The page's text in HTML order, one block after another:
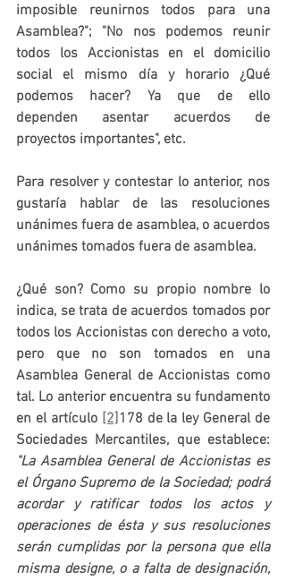
imposible reunirnos todos para una
Asamblea?"; "No nos podemos reunir
todos los Accionistas en el domicilio
social el mismo día y horario ¿Qué
podemos hacer? Ya que de ello
dependen asentar acuerdos de
proyectos importantes", etc.
Para resolver y contestar lo anterior, nos
gustaría hablar de las resoluciones
unánimes fuera de asamblea, o acuerdos
unánimes tomados fuera de asamblea.
¿Qué son? Como su propio nombre lo
indica, se trata de acuerdos tomados por
todos los Accionistas con derecho a voto,
pero que no son tomados en una
Asamblea General de Accionistas como
tal. Lo anterior encuentra su fundamento
en el artículo [2]178 de la ley General de
"La Asamblea General de Accionistas es
el Órgano Supremo de la Sociedad; podrá
acordar y ratificar todos los actos y
operaciones de ésta y sus resoluciones
serán cumplidas por la persona que ella
misma designe, o a falta de designación,